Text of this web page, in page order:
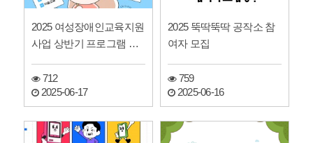
2025 여성장애인교육지원
사업 상반기 프로그램 현
712
2025-06-17
2025 뚝딱뚝딱 공작소 참
여자 모집
759
2025-06-16